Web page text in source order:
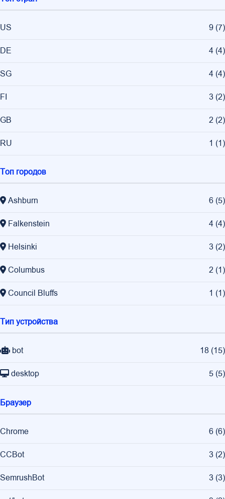
US 9 (7)
DE 4 (4)
SG 4 (4)
FI 3 (2)
GB 2 (2)
RU 1 (1)
Топ городов
Ashburn 6 (5)
Falkenstein 4 (4)
Helsinki 3 (2)
Columbus 2 (1)
Council Bluffs 1 (1)
Тип устройства
bot 18 (15)
desktop 5 (5)
Браузер
Chrome 6 (6)
CCBot 3 (2)
SemrushBot 3 (3)